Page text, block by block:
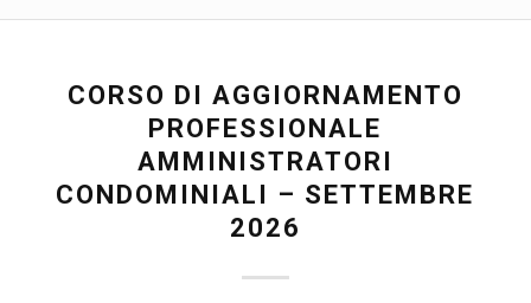
CORSO DI AGGIORNAMENTO
PROFESSIONALE
AMMINISTRATORI
CONDOMINIALI – SETTEMBRE
2026